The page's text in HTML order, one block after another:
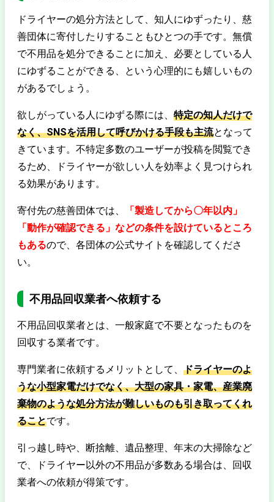
ドライヤーの処分方法として、知人にゆずったり、慈
善団体に寄付したりすることもひとつの手です。無償
で不用品を処分できることに加え、必要としている人
にゆずることができる、という心理的にも嬉しいもの
があるでしょう。
欲しがっている人にゆずる際には、 特定の知人だけで
なく、SNSを活用して呼びかける手段も主流となって
きています。不特定多数のユーザーが投稿を閲覧でき
るため、ドライヤーが欲しい人を効率よく見つけられ
る効果があります。
寄付先の慈善団体では、
「製造してから〇年以内」
「動作が確認できる」などの条件を設けているところ
もあるので、各団体の公式サイトを確認してくださ
い。
不用品回収業者へ依頼する
不用品回収業者とは、一般家庭で不要となったものを
回収する業者です。
専門業者に依頼するメリットとして、 ドライヤーのよ
うな小型家電だけでなく、大型の家具・家電、産業廃
棄物のような処分方法が難しいものも引き取ってくれ
ることです。
引っ越し時や、断捨離、遺品整理、年末の大掃除など
で、ドライヤー以外の不用品が多数ある場合は、回収
業者への依頼が得策です。